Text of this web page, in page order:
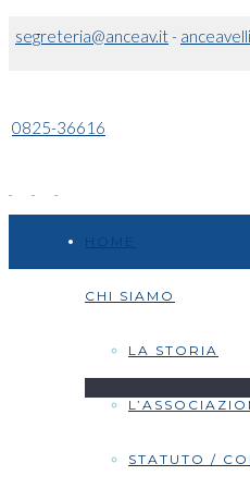
segreteria@anceav.it-
0825-36616
CHI SIAMO
LA STORIA
STATUTO /